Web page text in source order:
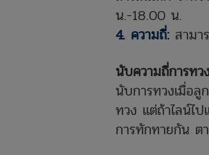
น.-18.00 น.
4. ความถี่: สามา
นับความถี่การทว
นับการทวงเมื่อลู
ทวง แต่ถ้าไลน์ไป
การทักทายกัน ต